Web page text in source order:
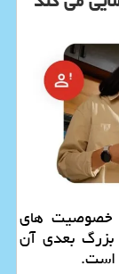
خصوصیت های
بزرگ بعدی آن